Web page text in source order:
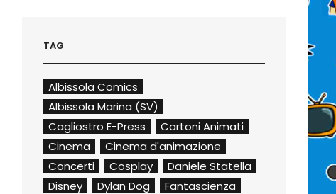
TAG
Albissola Comics
Albissola Marina (SV)
Cagliostro E-Press
Cartoni Animati
Cinema
Cinema d'animazione
Concerti
Cosplay
Daniele Statella
Disney
Dylan Dog
Fantascienza